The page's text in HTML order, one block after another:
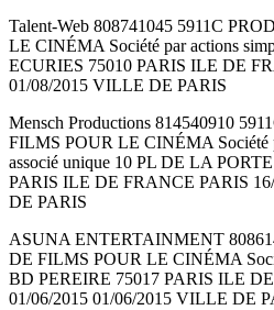
Talent-Web 808741045 5911C
LE CINÉMA Société par actions
ECURIES 75010 PARIS ILE DE
01/08/2015 VILLE DE PARIS
Mensch Productions 814540910
FILMS POUR LE CINÉMA Société
associé unique 10 PL DE LA
PARIS ILE DE FRANCE PARIS
DE PARIS
ASUNA ENTERTAINMENT
DE FILMS POUR LE CINÉMA
BD PEREIRE 75017 PARIS ILE
01/06/2015 01/06/2015 VILLE DE